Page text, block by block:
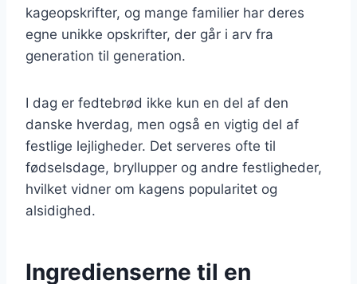
kageopskrifter, og mange familier har deres
egne unikke opskrifter, der går i arv fra
generation til generation.
I dag er fedtebrød ikke kun en del af den
danske hverdag, men også en vigtig del af
festlige lejligheder. Det serveres ofte til
fødselsdage, bryllupper og andre festligheder,
hvilket vidner om kagens popularitet og
alsidighed.
Ingredienserne til en